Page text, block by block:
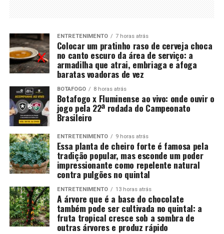
ENTRETENIMENTO 7 horas atrás
Colocar um pratinho raso de cerveja choca
no canto escuro da área de serviço: a
armadilha que atrai, embriaga e afoga
baratas voadoras de vez
BOTAFOGO 8 horas atrás
Botafogo x Fluminense ao vivo: onde ouvir o
jogo pela 22ª rodada do Campeonato
Brasileiro
ENTRETENIMENTO 9 horas atrás
Essa planta de cheiro forte é famosa pela
tradição popular, mas esconde um poder
impressionante como repelente natural
contra pulgões no quintal
ENTRETENIMENTO 13 horas atrás
A árvore que é a base do chocolate
também pode ser cultivada no quintal: a
fruta tropical cresce sob a sombra de
outras árvores e produz rápido